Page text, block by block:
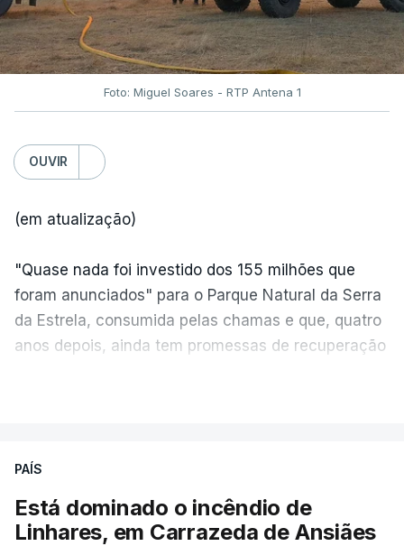
Foto: Miguel Soares - RTP Antena 1
OUVIR
(em atualização)
"Quase nada foi investido dos 155 milhões que
foram anunciados" para o Parque Natural da Serra
da Estrela, consumida pelas chamas e que, quatro
anos depois, ainda tem promessas de recuperação
ESTE CONTEÚDO ESTÁ NESTE
PAÍS
Está dominado o incêndio de
Linhares, em Carrazeda de Ansiães